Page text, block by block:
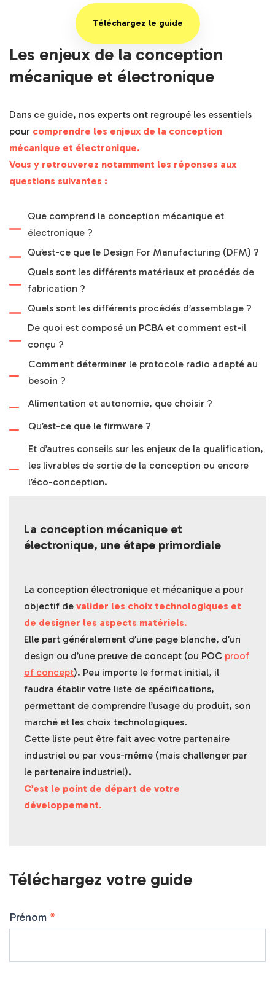
Téléchargez le guide
Les enjeux de la conception
mécanique et électronique
Dans ce guide, nos experts ont regroupé les essentiels
pour comprendre les enjeux de la conception
mécanique et électronique.
Vous y retrouverez notamment les réponses aux
questions suivantes :
Que comprend la conception mécanique et
électronique ?
Qu’est-ce que le Design For Manufacturing (DFM) ?
Quels sont les différents matériaux et procédés de
fabrication ?
Quels sont les différents procédés d’assemblage ?
De quoi est composé un PCBA et comment est-il
conçu ?
Comment déterminer le protocole radio adapté au
besoin ?
Alimentation et autonomie, que choisir ?
Qu’est-ce que le firmware ?
Et d’autres conseils sur les enjeux de la qualification,
les livrables de sortie de la conception ou encore
l’éco-conception.
La conception mécanique et
électronique, une étape primordiale
La conception électronique et mécanique a pour
objectif de valider les choix technologiques et
de designer les aspects matériels.
Elle part généralement d’une page blanche, d’un
design ou d’une preuve de concept (ou POC proof
of concept). Peu importe le format initial, il
faudra établir votre liste de spécifications,
permettant de comprendre l’usage du produit, son
marché et les choix technologiques.
Cette liste peut être fait avec votre partenaire
industriel ou par vous-même (mais challenger par
le partenaire industriel).
C’est le point de départ de votre
développement.
Téléchargez votre guide
G
Prénom *